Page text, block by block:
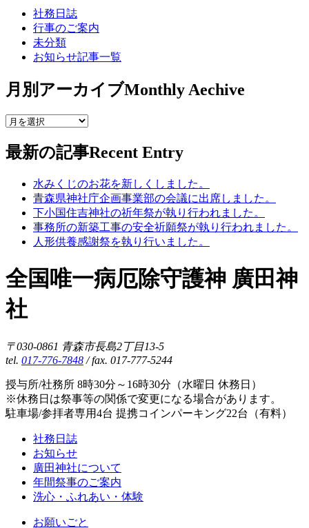
社務日誌
行事のご案内
未分類
お知らせ記事一覧
月別アーカイブMonthly Aechive
最新の記事Recent Entry
水みくじのお花を新しくしました。
青森県神社庁企画事業部の会議に出席しました。
下小国住吉神社の祈年祭が執り行われました。
事務所の新築工事の安全祈願祭が執り行われました。
人形供養感謝祭を執り行いました。
全国唯一病厄除守護神 廣田神
社
〒030-0861 青森市長島2丁目13-5
tel. 017-776-7848 / fax. 017-777-5244
授与所/社務所 8時30分～16時30分（水曜日 休務日）
※休務日は祭事等の関係で変更になる場合があります。
駐車場/参拝者専用4台 提携コインパーキング22台（有料）
社務日誌
お知らせ
廣田神社について
年間祭事のご案内
洗心・ふれあい・体験
お願いごと